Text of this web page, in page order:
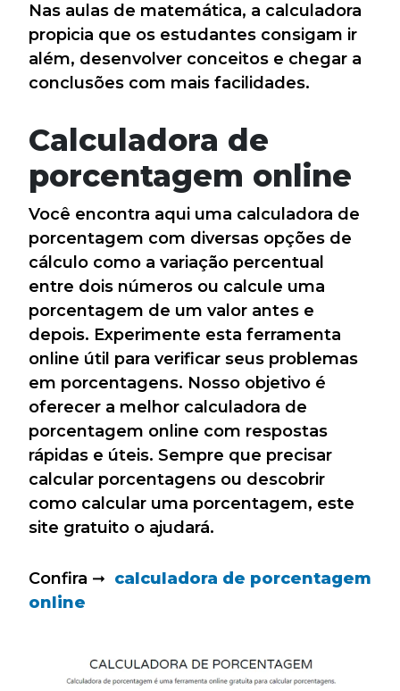
Nas aulas de matemática, a calculadora
propicia que os estudantes consigam ir
além, desenvolver conceitos e chegar a
conclusões com mais facilidades.
Calculadora de
porcentagem online
Você encontra aqui uma calculadora de
porcentagem com diversas opções de
cálculo como a variação percentual
entre dois números ou calcule uma
porcentagem de um valor antes e
depois. Experimente esta ferramenta
online útil para verificar seus problemas
em porcentagens. Nosso objetivo é
oferecer a melhor calculadora de
porcentagem online com respostas
rápidas e úteis. Sempre que precisar
calcular porcentagens ou descobrir
como calcular uma porcentagem, este
site gratuito o ajudará.
Confira ➞ calculadora de porcentagem
online